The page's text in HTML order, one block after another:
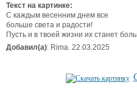
Текст на картинке:
С каждым весенним днем все
больше света и радости!
Пусть и в твоей жизни их станет
Добавил(а): Rima. 22.03.2025